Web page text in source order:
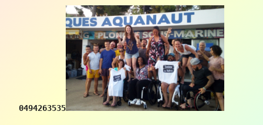
0494263535